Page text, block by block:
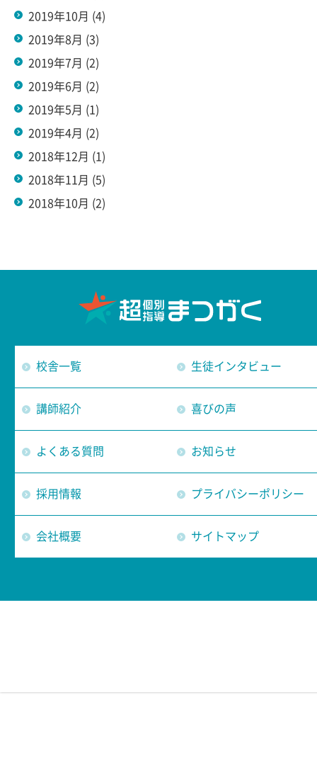
2019年10月 (4)
2019年8月 (3)
2019年7月 (2)
2019年6月 (2)
2019年5月 (1)
2019年4月 (2)
2018年12月 (1)
2018年11月 (5)
2018年10月 (2)
校舎一覧 生徒インタビュー
講師紹介 喜びの声
よくある質問 お知らせ
採用情報 プライバシーポリシー
会社概要 サイトマップ